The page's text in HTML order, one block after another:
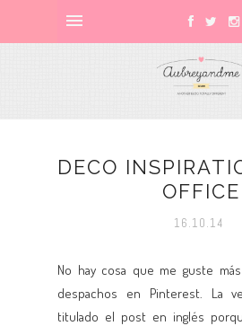
DECO
OFFICE
16.10.14
No hay cosa que me guste
despachos en Pinterest. La
titulado el post en inglés